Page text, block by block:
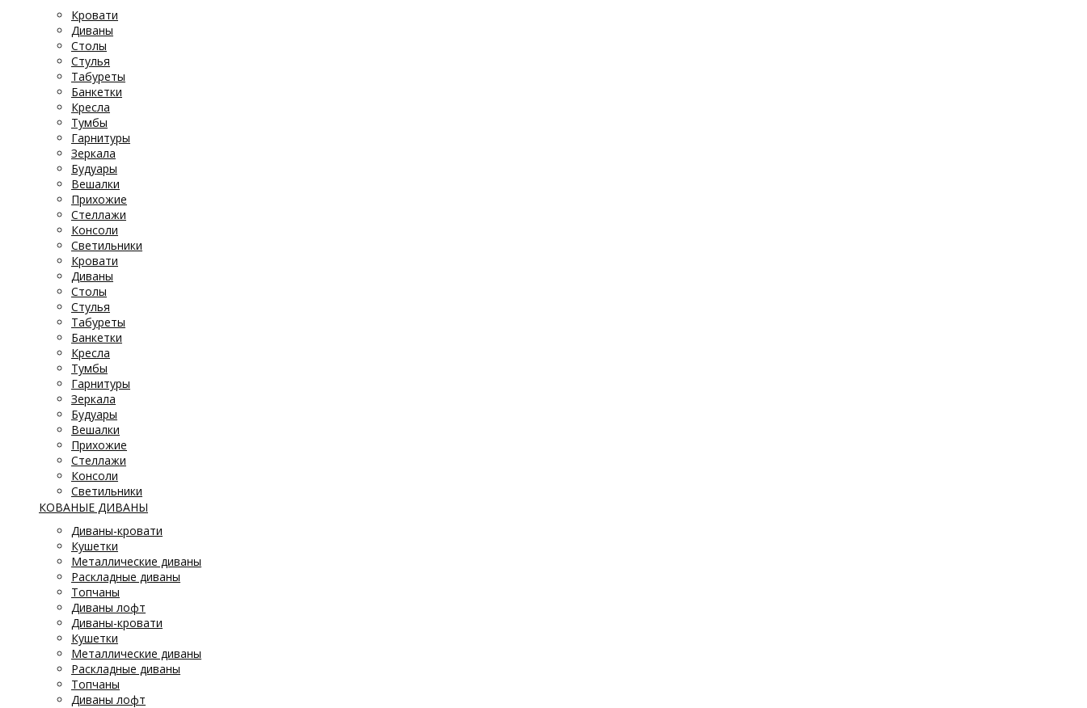
Кровати
Диваны
Столы
Стулья
Табуреты
Банкетки
Кресла
Тумбы
Гарнитуры
Зеркала
Будуары
Вешалки
Прихожие
Стеллажи
Консоли
Светильники
Кровати
Диваны
Столы
Стулья
Табуреты
Банкетки
Кресла
Тумбы
Гарнитуры
Зеркала
Будуары
Вешалки
Прихожие
Стеллажи
Консоли
Светильники
КОВАНЫЕ ДИВАНЫ
Диваны-кровати
Кушетки
Металлические диваны
Раскладные диваны
Топчаны
Диваны лофт
Диваны-кровати
Кушетки
Металлические диваны
Раскладные диваны
Топчаны
Диваны лофт